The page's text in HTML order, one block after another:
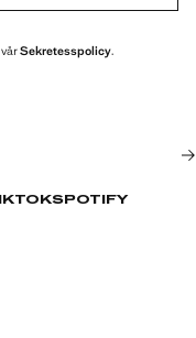
Sekretesspolicy.
SPOTIFY